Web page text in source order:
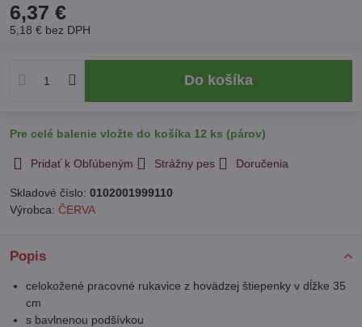
6,37 €
5,18 € bez DPH
Do košíka
Pre celé balenie vložte do košíka 12 ks (párov)
Pridať k Obľúbeným Strážny pes Doručenia
Skladové číslo: 0102001999110
Výrobca: ČERVA
Popis
celokožené pracovné rukavice z hovädzej štiepenky v dĺžke 35
cm
s bavlnenou podšívkou